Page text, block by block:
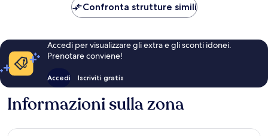
Confronta strutture simili
Accedi per visualizzare gli extra e gli sconti idonei.
Prenotare conviene!
Accedi Iscriviti gratis
Informazioni sulla zona